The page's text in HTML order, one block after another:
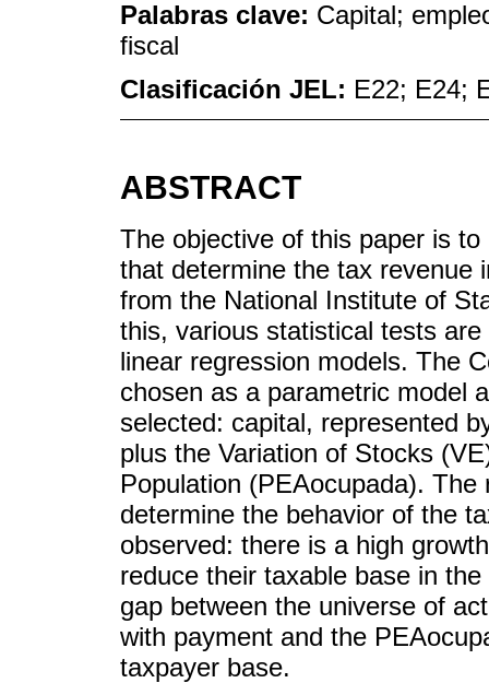
Palabras clave: Capital;
fiscal
Clasificación JEL: E22; E24;
ABSTRACT
The objective of this paper is
that determine the tax revenue
from the National Institute of
this, various statistical tests
linear regression models. The
chosen as a parametric model
selected: capital, represented
plus the Variation of Stocks
Population (PEAocupada).
determine the behavior of the
observed: there is a high
reduce their taxable base in
gap between the universe of
with payment and the
taxpayer base.